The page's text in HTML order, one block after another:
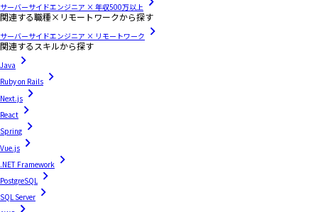
サーバーサイドエンジニア × 年収500万以上
関連する職種×リモートワークから探す
サーバーサイドエンジニア × リモートワーク
関連するスキルから探す
Java
Ruby on Rails
Next.js
React
Spring
Vue.js
.NET Framework
PostgreSQL
SQL Server